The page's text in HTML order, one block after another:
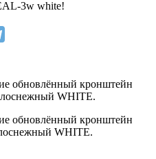
3w white!
обновлённый кронштейн
WHITE.
обновлённый кронштейн
WHITE.